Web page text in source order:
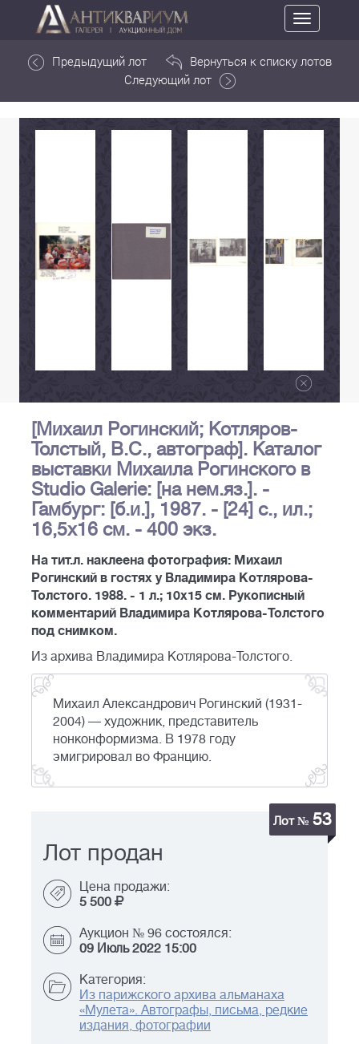
Toggle
navigation
Предыдущий лот
Вернуться к списку лотов
Следующий лот
[Михаил Рогинский; Котляров-
Толстый, В.С., автограф]. Каталог
выставки Михаила Рогинского в
Studio Galerie: [на нем.яз.]. -
Гамбург: [б.и.], 1987. - [24] с., ил.;
16,5x16 см. - 400 экз.
На тит.л. наклеена фотография: Михаил
Рогинский в гостях у Владимира Котлярова-
Толстого. 1988. - 1 л.; 10x15 см. Рукописный
комментарий Владимира Котлярова-Толстого
под снимком.
Из архива Владимира Котлярова-Толстого.
Михаил Александрович Рогинский (1931-
2004) — художник, представитель
нонконформизма. В 1978 году
эмигрировал во Францию.
Лот № 53
Лот продан
Цена продажи:
5 500
Аукцион № 96 состоялся:
09 Июль 2022 15:00
Категория:
Из парижского архива альманаха
«Мулета». Автографы, письма, редкие
издания, фотографии